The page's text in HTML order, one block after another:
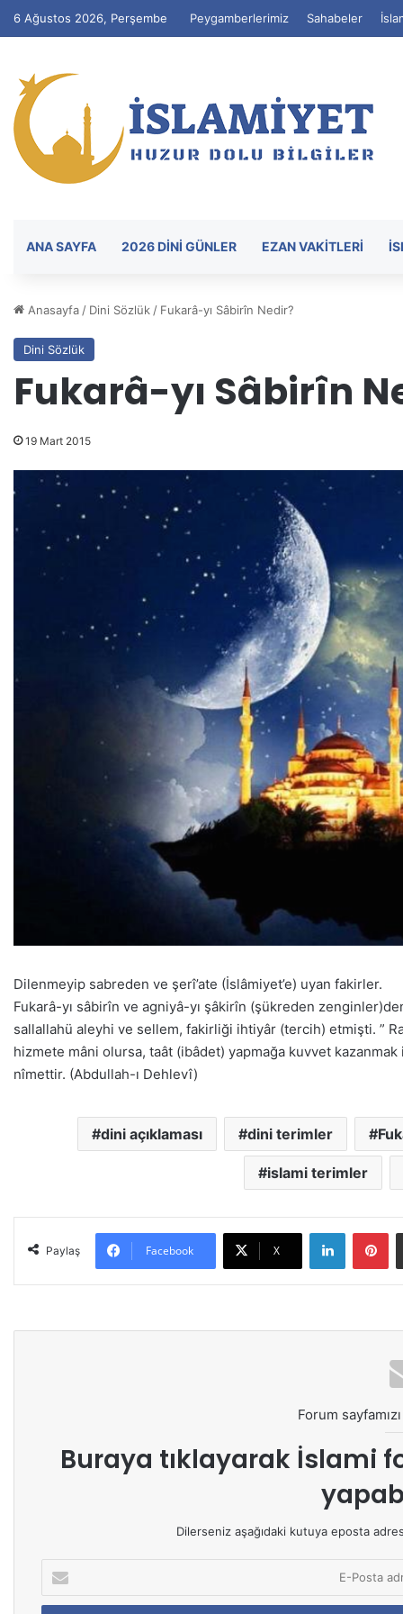
6 Ağustos 2026, Perşembe Peygamberlerimiz Sahabeler
ANA SAYFA 2026 DİNİ GÜNLER EZAN VAKITLERI
Anasayfa / Dini Sözlük / Fukarâ-yı Sâbirîn Nedir?
Dini Sözlük
Fukarâ-yı Sâbirîn
19 Mart 2015
Dilenmeyip sabreden ve şerî’ate (İslâmiyet’e) uyan fakirler.
Fukarâ-yı sâbirîn ve agniyâ-yı şâkirîn (şükreden
sallallahü aleyhi ve sellem, fakirliği ihtiyâr (tercih) etmişti. ”
hizmete mâni olursa, taât (ibâdet) yapmağa kuvvet
nîmettir. (Abdullah-ı Dehlevî)
dini açıklaması dini terimler
islami terimler
Paylaş Facebook X
Forum
Buraya tıklayarak İslami
Dilerseniz aşağıdaki kutuya eposta
P